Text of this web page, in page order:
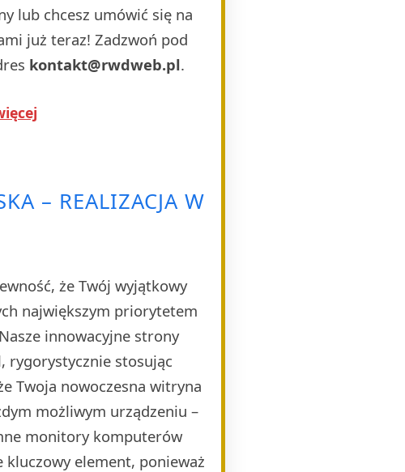
lub chcesz umówić się na
już teraz! Zadzwoń pod
kontakt@rwdweb.pl.
– REALIZACJA W
że Twój wyjątkowy
największym priorytetem
innowacyjne strony
rygorystycznie stosując
Twoja nowoczesna witryna
możliwym urządzeniu –
monitory komputerów
kluczowy element, ponieważ